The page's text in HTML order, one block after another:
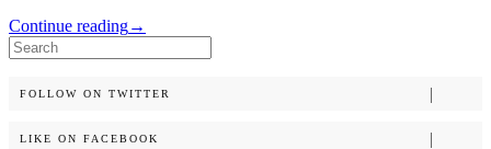
Continue reading→
Search
for:
FOLLOW ON TWITTER
LIKE ON FACEBOOK